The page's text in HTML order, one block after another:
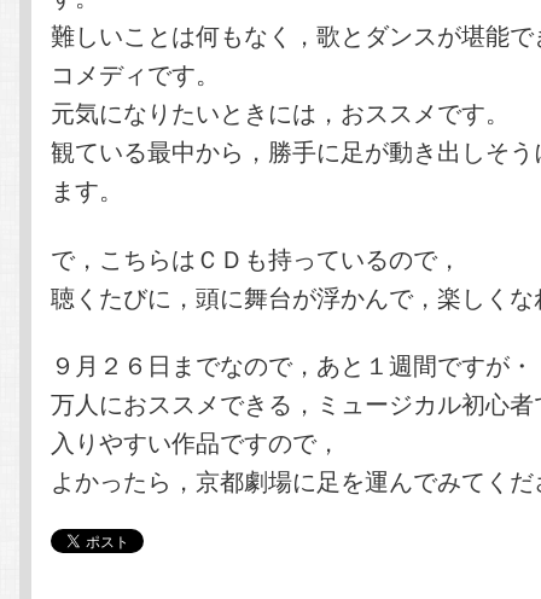
難しいことは何もなく，歌とダンスが堪能
コメディです。
元気になりたいときには，おススメです。
観ている最中から，勝手に足が動き出しそ
ます。
で，こちらはＣＤも持っているので，
聴くたびに，頭に舞台が浮かんで，楽しく
９月２６日までなので，あと１週間ですが
万人におススメできる，ミュージカル初心
入りやすい作品ですので，
よかったら，京都劇場に足を運んでみてく